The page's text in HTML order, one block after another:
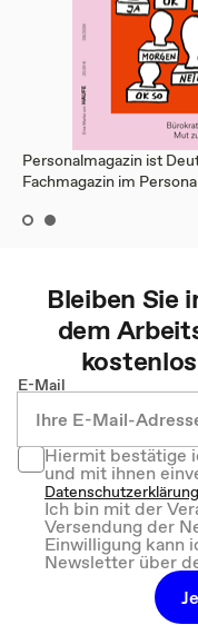
Personalmagazin ist
Fachmagazin im
Bleiben Sie
dem
E-Mail
Hiermit bestätige
und mit ihnen
Datenschutzerklärung
Ich bin mit der
Versendung der
Einwilligung kann
Newsletter über